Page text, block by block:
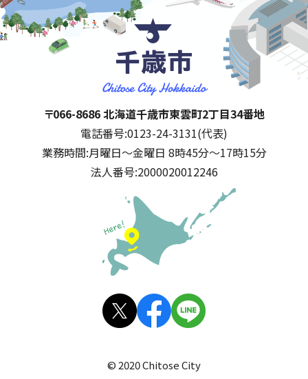
千歳市
住所:
〒066-8686 北海道千歳市東雲町2丁目34番地
電話番号:0123-24-3131(代表)
業務時間:月曜日～金曜日 8時45分～17時15分
法人番号:2000020012246
公式SNS
© 2020 Chitose City